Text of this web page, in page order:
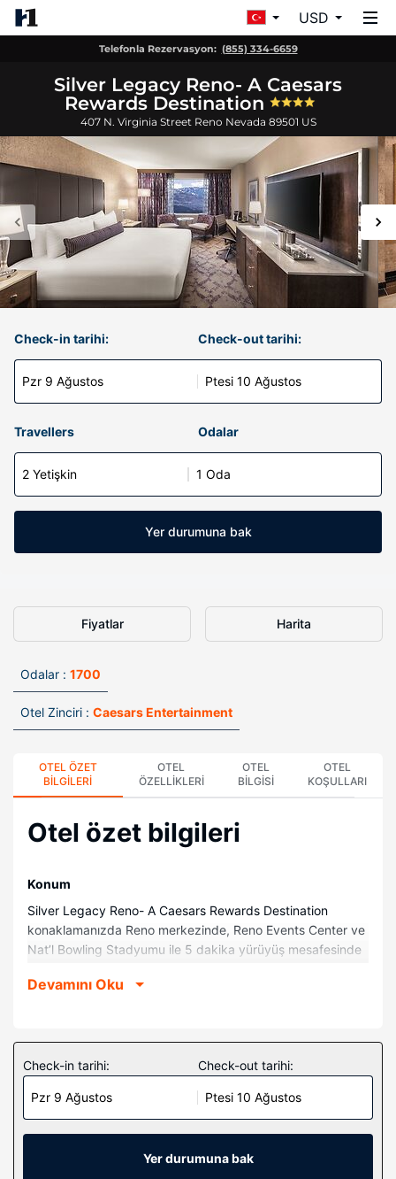
USD
Telefonla Rezervasyon: (855) 334-6659
Silver Legacy Reno- A Caesars
Rewards Destination
407 N. Virginia Street Reno Nevada 89501 US
Check-in tarihi:
Pzr 9 Ağustos
Check-out tarihi:
Ptesi 10 Ağustos
Travellers Odalar
2 Yetişkin 1 Oda
Yer durumuna bak
Fiyatlar Harita
Odalar : 1700
Otel Zinciri : Caesars Entertainment
OTEL ÖZET
BILGILERI
OTEL
ÖZELLIKLERI
OTEL
BILGISI
OTEL
KOŞULLARI
Otel özet bilgileri
Konum
Silver Legacy Reno- A Caesars Rewards Destination
konaklamanızda Reno merkezinde, Reno Events Center ve
Nat’l Bowling Stadyumu ile 5 dakika yürüyüş mesafesinde
Üniversitesi ile 0,8 km (0,5 mi) ve Greater Nevada Field ile
1700 oda mevcuttur. Pillowtop/yastık üstlü yatağınızda
kaliteli yatak takımı vardır. Odada ücretsiz kablosuz
internet vardır. Özel banyoda ücretsiz banyo/kozmetik
ürünleri ve saç kurutma makinesi vardır.
Devamını Oku
Check-in tarihi:
Pzr 9 Ağustos
Check-out tarihi:
Ptesi 10 Ağustos
Yer durumuna bak